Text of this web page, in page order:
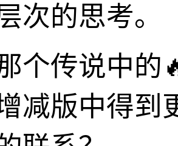
次的思考。
个传说中的
减版中得到